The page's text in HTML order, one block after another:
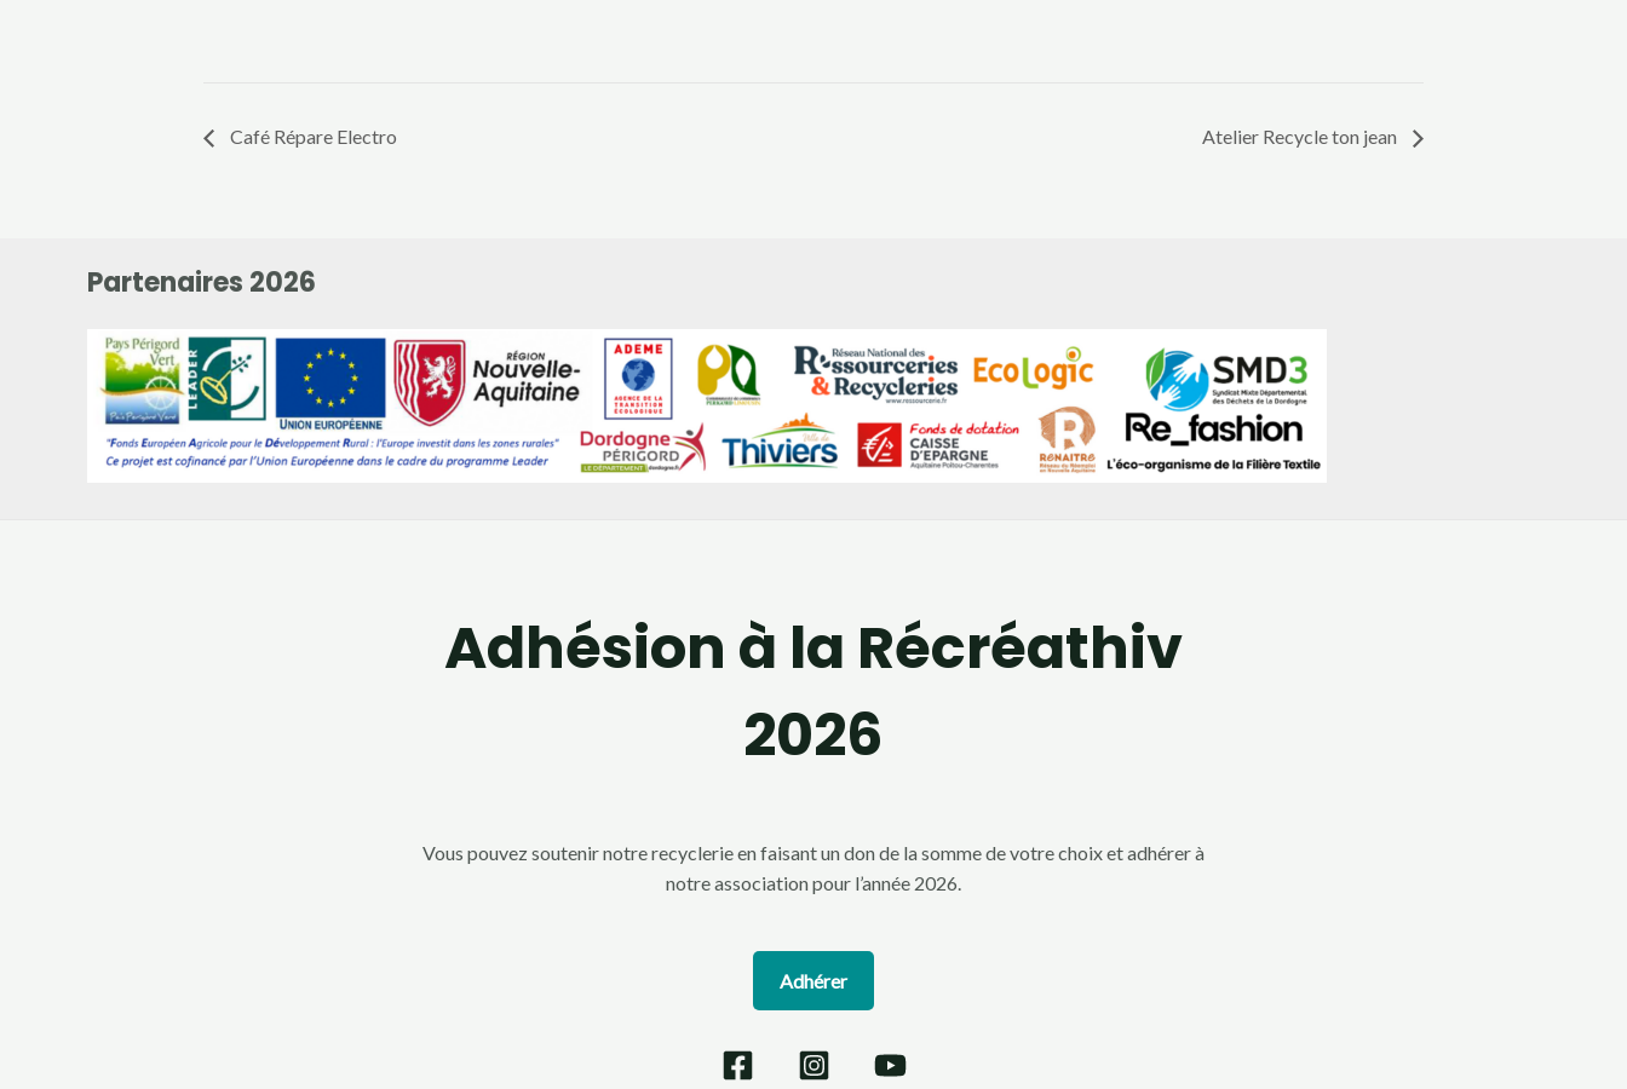
Café Répare Electro Atelier Recycle ton jean
Partenaires 2026
Adhésion à la Récréathiv
2026
Vous pouvez soutenir notre recyclerie en faisant un don de la somme de votre choix et adhérer à
notre association pour l’année 2026.
Adhérer